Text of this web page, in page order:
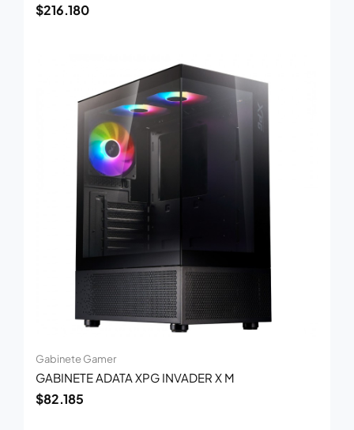
$216.180
Gabinete Gamer
GABINETE ADATA XPG INVADER X M
$82.185